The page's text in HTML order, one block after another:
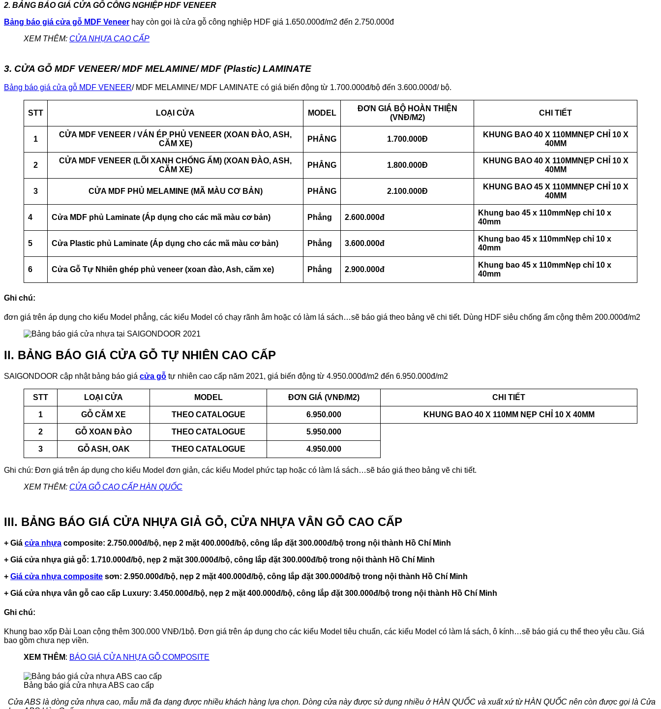
2. BẢNG BÁO GIÁ CỬA GỖ CÔNG NGHIỆP HDF VENEER
Bảng báo giá cửa gỗ MDF Veneer hay còn gọi là cửa gỗ công nghiệp HDF giá 1.650.000đ/m2 đến 2.750.000đ
XEM THÊM: CỬA NHỰA CAO CẤP
3. CỬA GỖ MDF VENEER/ MDF MELAMINE/ MDF (Plastic) LAMINATE
Bảng báo giá cửa gỗ MDF VENEER/ MDF MELAMINE/ MDF LAMINATE có giá biến động từ 1.700.000đ/bộ đến 3.600.000đ/ bộ.
STT LOẠI CỬA MODEL
ĐƠN GIÁ BỘ HOÀN THIỆN
(VNĐ/M2)
CHI TIẾT
1
CỬA MDF VENEER / VÁN ÉP PHỦ VENEER (XOAN ĐÀO, ASH,
CĂM XE)
PHẲNG 1.700.000Đ
KHUNG BAO 40 X 110MMNẸP CHỈ 10 X
40MM
2
CỬA MDF VENEER (LÕI XANH CHỐNG ẨM) (XOAN ĐÀO, ASH,
CĂM XE)
PHẲNG 1.800.000Đ
KHUNG BAO 40 X 110MMNẸP CHỈ 10 X
40MM
3 CỬA MDF PHỦ MELAMINE (MÃ MÀU CƠ BẢN) PHẲNG 2.100.000Đ
KHUNG BAO 45 X 110MMNẸP CHỈ 10 X
40MM
4 Cửa MDF phủ Laminate (Áp dụng cho các mã màu cơ bản) Phẳng 2.600.000đ
Khung bao 45 x 110mmNẹp chỉ 10 x
40mm
5 Cửa Plastic phủ Laminate (Áp dụng cho các mã màu cơ bản) Phẳng 3.600.000đ
Khung bao 45 x 110mmNẹp chỉ 10 x
40mm
6 Cửa Gỗ Tự Nhiên ghép phủ veneer (xoan đào, Ash, căm xe) Phẳng 2.900.000đ
Khung bao 45 x 110mmNẹp chỉ 10 x
40mm
Ghi chú:
đơn giá trên áp dụng cho kiểu Model phẳng, các kiểu Model có chạy rãnh âm hoặc có làm lá sách…sẽ báo giá theo bảng vẽ chi tiết. Dùng HDF siêu chống ẩm cộng thêm 200.000đ/m2
II. BẢNG BÁO GIÁ CỬA GỖ TỰ NHIÊN CAO CẤP
SAIGONDOOR cập nhật bảng báo giá cửa gỗ tự nhiên cao cấp năm 2021, giá biến động từ 4.950.000đ/m2 đến 6.950.000đ/m2
STT LOẠI CỬA MODEL ĐƠN GIÁ (VNĐ/M2) CHI TIẾT
1 GỖ CĂM XE THEO CATALOGUE 6.950.000 KHUNG BAO 40 X 110MM NẸP CHỈ 10 X 40MM
2 GỖ XOAN ĐÀO THEO CATALOGUE 5.950.000
3 GỖ ASH, OAK THEO CATALOGUE 4.950.000
Ghi chú: Đơn giá trên áp dụng cho kiểu Model đơn giản, các kiểu Model phức tạp hoặc có làm lá sách…sẽ báo giá theo bảng vẽ chi tiết.
XEM THÊM: CỬA GỖ CAO CẤP HÀN QUỐC
III. BẢNG BÁO GIÁ CỬA NHỰA GIẢ GỖ, CỬA NHỰA VÂN GỖ CAO CẤP
+ Giá cửa nhựa composite: 2.750.000đ/bộ, nẹp 2 mặt 400.000đ/bộ, công lắp đặt 300.000đ/bộ trong nội thành Hồ Chí Minh
+ Giá cửa nhựa giả gỗ: 1.710.000đ/bộ, nẹp 2 mặt 300.000đ/bộ, công lắp đặt 300.000đ/bộ trong nội thành Hồ Chí Minh
+ Giá cửa nhựa composite sơn: 2.950.000đ/bộ, nẹp 2 mặt 400.000đ/bộ, công lắp đặt 300.000đ/bộ trong nội thành Hồ Chí Minh
+ Giá cửa nhựa vân gỗ cao cấp Luxury: 3.450.000đ/bộ, nẹp 2 mặt 400.000đ/bộ, công lắp đặt 300.000đ/bộ trong nội thành Hồ Chí Minh
Ghi chú:
Khung bao xốp Đài Loan cộng thêm 300.000 VNĐ/1bộ. Đơn giá trên áp dụng cho các kiểu Model tiêu chuẩn, các kiểu Model có làm lá sách, ô kính…sẽ báo giá cụ thể theo yêu cầu. Giá
bao gồm chưa nẹp viền.
XEM THÊM: BÁO GIÁ CỬA NHỰA GỖ COMPOSITE
Bảng báo giá cửa nhựa ABS cao cấp
Cửa ABS là dòng cửa nhựa cao, mẫu mã đa dạng được nhiều khách hàng lựa chọn. Dòng cửa này được sử dụng nhiều ở HÀN QUỐC và xuất xứ từ HÀN QUỐC nên còn được gọi là Cửa